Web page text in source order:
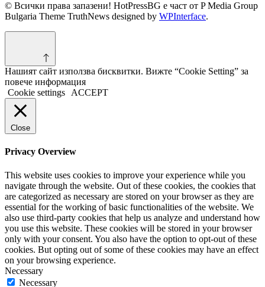
© Всички права запазени! HotPressBG е част от P Media Group
Bulgaria Theme TruthNews designed by WPInterface.
Нашият сайт използва бисквитки. Вижте “Cookie Setting” за
повече информация
Cookie settings
ACCEPT
Close
Privacy Overview
This website uses cookies to improve your experience while you
navigate through the website. Out of these cookies, the cookies that
are categorized as necessary are stored on your browser as they are
essential for the working of basic functionalities of the website. We
also use third-party cookies that help us analyze and understand how
you use this website. These cookies will be stored in your browser
only with your consent. You also have the option to opt-out of these
cookies. But opting out of some of these cookies may have an effect
on your browsing experience.
Necessary
Necessary